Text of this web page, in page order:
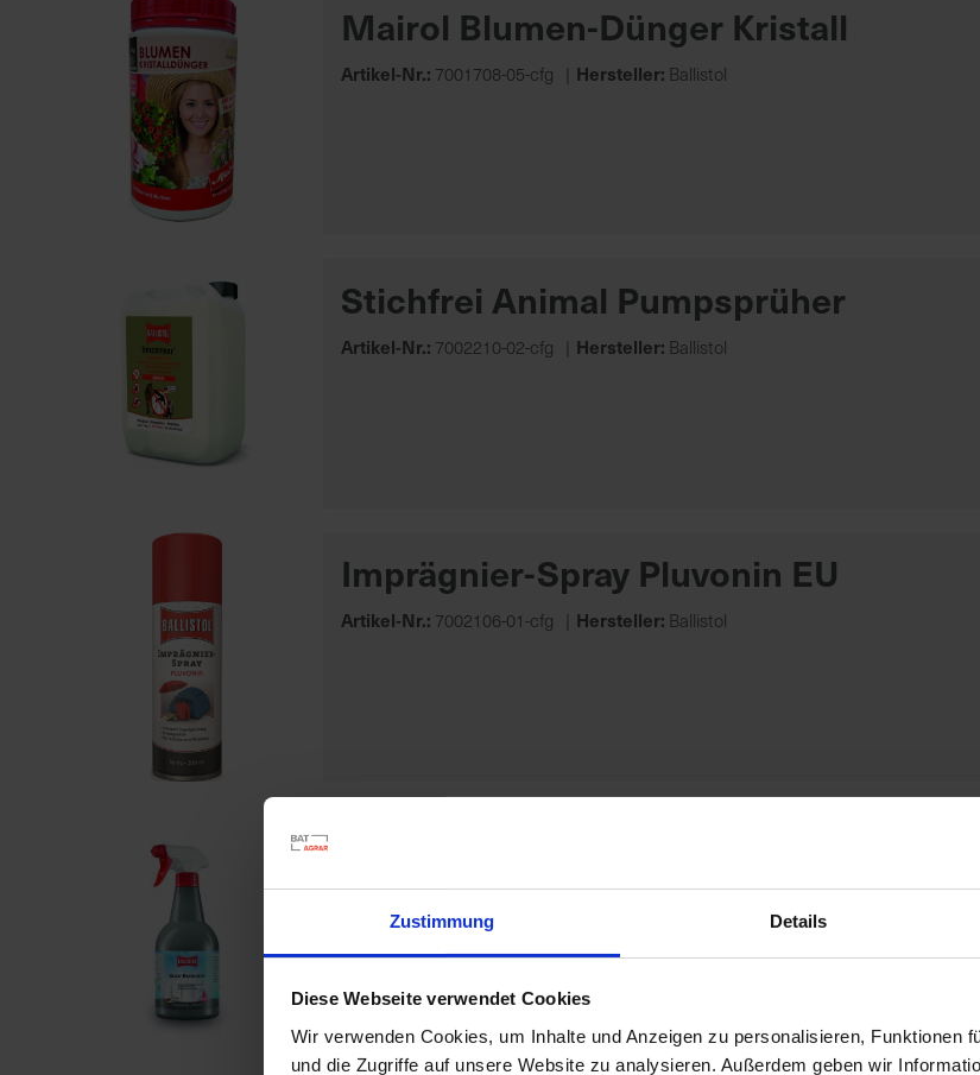
Zustimmung Details
Diese Webseite verwendet Cookies
Wir verwenden Cookies, um Inhalte und Anzeigen zu personalisieren, Funktionen
und die Zugriffe auf unsere Website zu analysieren. Außerdem geben wir
Mairol Blumen-Dünger Kristall
Artikel-Nr.: 7001708-05-cfg Hersteller: Ballistol
Stichfrei Animal Pumpsprüher
Artikel-Nr.: 7002210-02-cfg Hersteller: Ballistol
Imprägnier-Spray Pluvonin EU
Artikel-Nr.: 7002106-01-cfg Hersteller: Ballistol
Artikel-Nr.:7002328-01 Hersteller:Ballistol